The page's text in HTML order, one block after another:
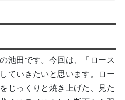
池田です。今回は、「ロース
ていきたいと思います。ロー
じっくりと焼き上げた、見た